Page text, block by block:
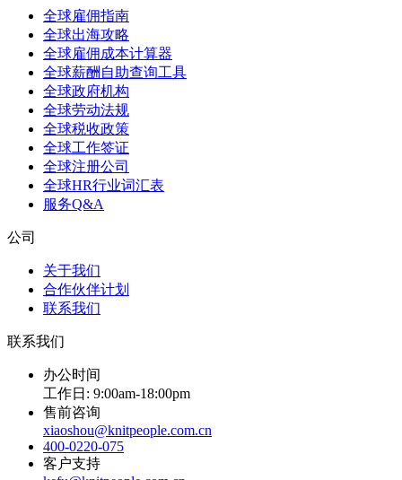
全球雇佣指南
全球出海攻略
全球雇佣成本计算器
全球薪酬自助查询工具
全球政府机构
全球劳动法规
全球税收政策
全球工作签证
全球注册公司
全球HR行业词汇表
服务Q&A
公司
关于我们
合作伙伴计划
联系我们
联系我们
办公时间
工作日: 9:00am-18:00pm
售前咨询
xiaoshou@knitpeople.com.cn
400-0220-075
客户支持